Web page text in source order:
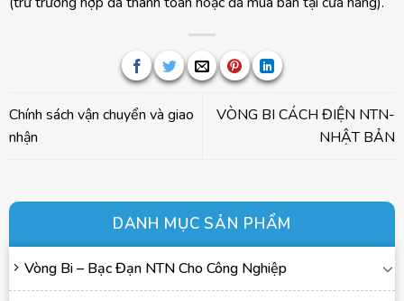
Chính sách vận chuyển và giao
nhận
VÒNG BI CÁCH ĐIỆN NTN-
NHẬT BẢN
DANH MỤC SẢN PHẨM
Vòng Bi – Bạc Đạn NTN Cho Công Nghiệp